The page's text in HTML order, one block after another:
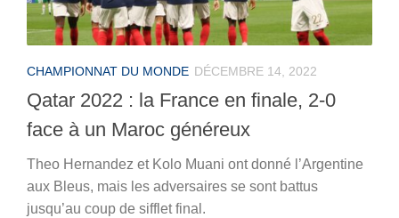
CHAMPIONNAT DU MONDE DÉCEMBRE 14, 2022
Qatar 2022 : la France en finale, 2-0
face à un Maroc généreux
Theo Hernandez et Kolo Muani ont donné l’Argentine
aux Bleus, mais les adversaires se sont battus
jusqu’au coup de sifflet final.